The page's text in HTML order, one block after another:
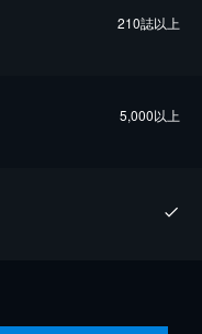
210誌以上
5,000以上